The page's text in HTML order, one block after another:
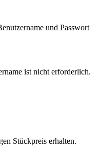
und Passwort
ist nicht erforderlich.
Stückpreis erhalten.